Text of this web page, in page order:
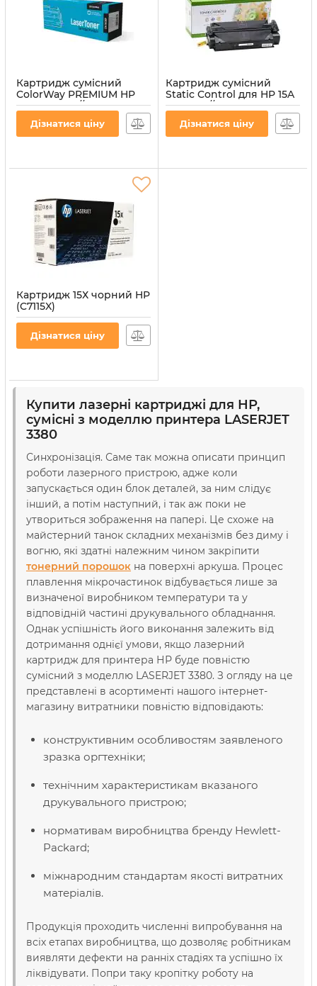
Картридж сумісний
ColorWay PREMIUM HP
15A (C7115A) // Canon EP-
25 Black
Артикул: CW-H7115P
Дізнатися ціну
Картридж сумісний
Static Control для HP 15A
(C7115A) // Canon EP-25
Black
Артикул: 002-01-S2613AU
Дізнатися ціну
Картридж 15Х чорний HP
(C7115X)
Артикул:CT-HP-C7115X
Дізнатися ціну
Купити лазерні картриджі для НР,
сумісні з моделлю принтера LASERJET
3380
Синхронізація. Саме так можна описати принцип
роботи лазерного пристрою, адже коли
запускається один блок деталей, за ним слідує
інший, а потім наступний, і так аж поки не
утвориться зображення на папері. Це схоже на
майстерний танок складних механізмів без диму і
вогню, які здатні належним чином закріпити
тонерний порошок на поверхні аркуша. Процес
плавлення мікрочастинок відбувається лише за
визначеної виробником температури та у
відповідній частині друкувального обладнання.
Однак успішність його виконання залежить від
дотримання однієї умови, якщо лазерний
картридж для принтера НР буде повністю
сумісний з моделлю LASERJET 3380. З огляду на це
представлені в асортименті нашого інтернет-
магазину витратники повністю відповідають:
конструктивним особливостям заявленого
зразка оргтехніки;
технічним характеристикам вказаного
друкувального пристрою;
нормативам виробництва бренду Hewlett-
Packard;
міжнародним стандартам якості витратних
матеріалів.
Продукція проходить численні випробування на
всіх етапах виробництва, що дозволяє робітникам
виявляти дефекти на ранніх стадіях та успішно їх
ліквідувати. Попри таку кропітку роботу на